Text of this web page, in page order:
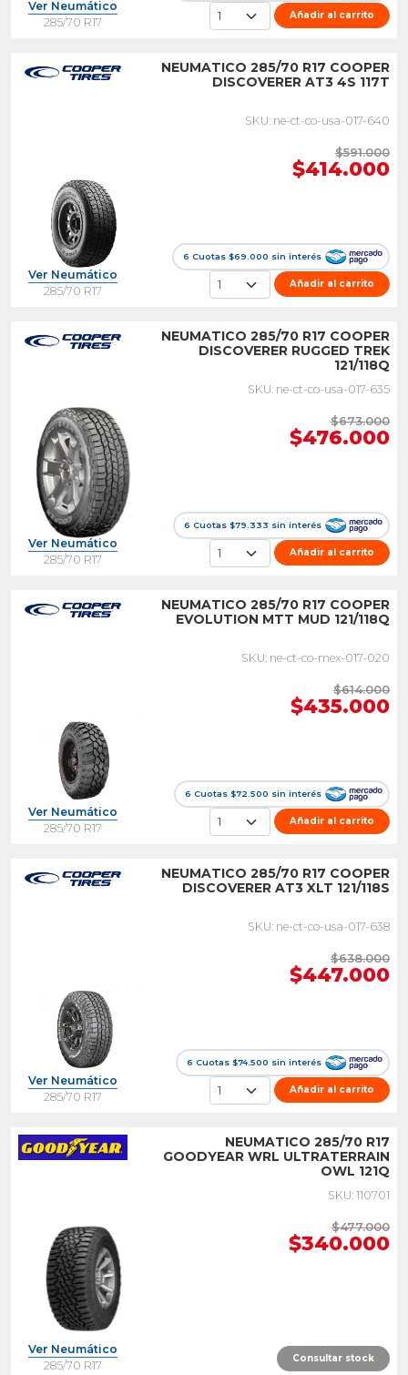
Ver Neumático
285/70 R17
Añadir al carrito
NEUMATICO 285/70 R17 COOPER
DISCOVERER AT3 4S 117T
SKU: ne-ct-co-usa-017-640
$591.000
$414.000
6 Cuotas $69.000 sin interés
Ver Neumático
285/70 R17
Añadir al carrito
NEUMATICO 285/70 R17 COOPER
DISCOVERER RUGGED TREK
121/118Q
SKU: ne-ct-co-usa-017-635
$673.000
$476.000
6 Cuotas $79.333 sin interés
Ver Neumático
285/70 R17
Añadir al carrito
NEUMATICO 285/70 R17 COOPER
EVOLUTION MTT MUD 121/118Q
SKU: ne-ct-co-mex-017-020
$614.000
$435.000
6 Cuotas $72.500 sin interés
Ver Neumático
285/70 R17
Añadir al carrito
NEUMATICO 285/70 R17 COOPER
DISCOVERER AT3 XLT 121/118S
SKU: ne-ct-co-usa-017-638
$638.000
$447.000
6 Cuotas $74.500 sin interés
Ver Neumático
285/70 R17
Añadir al carrito
NEUMATICO 285/70 R17
GOODYEAR WRL ULTRATERRAIN
OWL 121Q
SKU: 110701
$477.000
$340.000
Ver Neumático
285/70 R17
Consultar stock